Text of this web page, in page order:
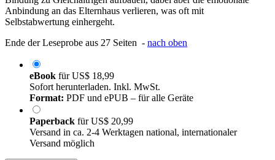
Anbindung an das Elternhaus verlieren, was oft mit
Selbstabwertung einhergeht.
Ende der Leseprobe aus 27 Seiten - nach oben
eBook fürUS$ 18,99
Sofort herunterladen. Inkl. MwSt.
Format: PDF und ePUB – für alle Geräte
Paperback fürUS$ 20,99
Versand in ca. 2-4 Werktagen national, internationaler
Versand möglich